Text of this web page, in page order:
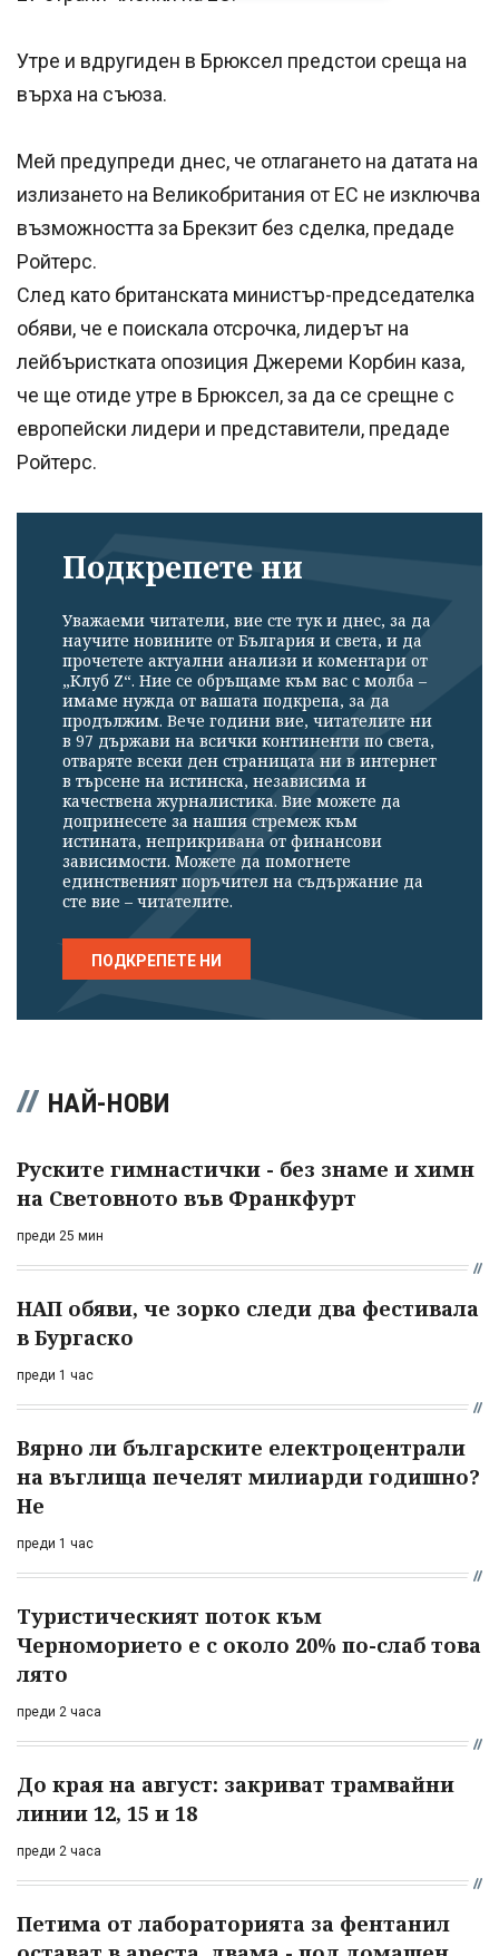
Утре и вдругиден в Брюксел предстои среща на
върха на съюза.
Мей предупреди днес, че отлагането на датата на
излизането на Великобритания от ЕС не изключва
възможността за Брекзит без сделка, предаде
Ройтерс.
След като британската министър-председателка
обяви, че е поискала отсрочка, лидерът на
лейбъристката опозиция Джереми Корбин каза,
че ще отиде утре в Брюксел, за да се срещне с
европейски лидери и представители, предаде
Ройтерс.
Подкрепете ни
Уважаеми читатели, вие сте тук и днес, за да
научите новините от България и света, и да
прочетете актуални анализи и коментари от
„Клуб Z“. Ние се обръщаме към вас с молба –
имаме нужда от вашата подкрепа, за да
продължим. Вече години вие, читателите ни
в 97 държави на всички континенти по света,
отваряте всеки ден страницата ни в интернет
в търсене на истинска, независима и
качествена журналистика. Вие можете да
допринесете за нашия стремеж към
истината, неприкривана от финансови
зависимости. Можете да помогнете
единственият поръчител на съдържание да
сте вие – читателите.
ПОДКРЕПЕТЕ НИ
НАЙ-НОВИ
Руските гимнастички - без знаме и химн
на Световното във Франкфурт
преди 25 мин
НАП обяви, че зорко следи два фестивала
в Бургаско
преди 1 час
Вярно ли българските електроцентрали
на въглища печелят милиарди годишно?
Не
преди 1 час
Туристическият поток към
Черноморието е с около 20% по-слаб това
лято
преди 2 часа
До края на август: закриват трамвайни
линии 12, 15 и 18
преди 2 часа
Петима от лабораторията за фентанил